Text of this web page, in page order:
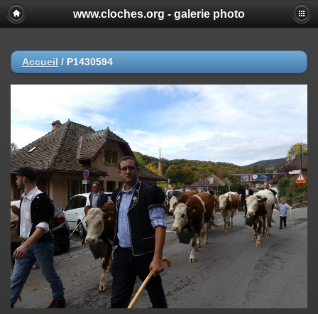
www.cloches.org - galerie photo
Accueil / P1430594